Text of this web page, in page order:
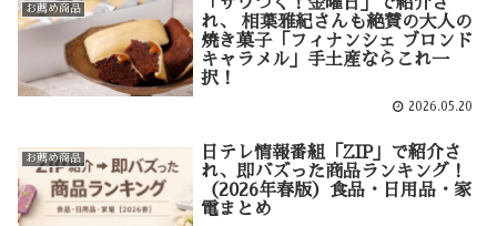
お薦め商品
「ザワつく！金曜日」で紹介さ
れ、 相葉雅紀さんも絶賛の大人の
焼き菓子「フィナンシェ ブロンド
キャラメル」手土産ならこれ一
択！
2026.05.20
お薦め商品
日テレ情報番組「ZIP」で紹介さ
れ、即バズった商品ランキング！
（2026年春版）食品・日用品・家
電まとめ